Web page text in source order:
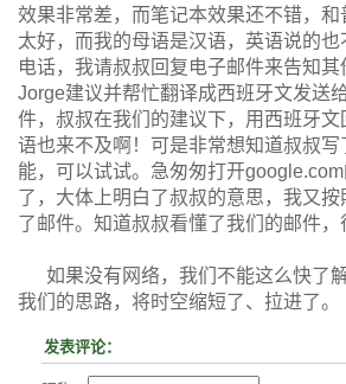
效果非常差，而笔记本效果还不错，
太好，而我的母语是汉语，英语说的
电话，我请叔叔回复电子邮件来告知
Jorge建议并帮忙翻译成西班牙文发送
件，叔叔在我们的建议下，用西班牙
语也来不及啊！可是非常想知道叔叔
能，可以试试。急匆匆打开
了，大体上明白了叔叔的意思，我又
了邮件。知道叔叔看懂了我们的邮件
如果没有网络，我们不能这么快了
我们的思路，将时空缩短了、拉进了。
发表评论：